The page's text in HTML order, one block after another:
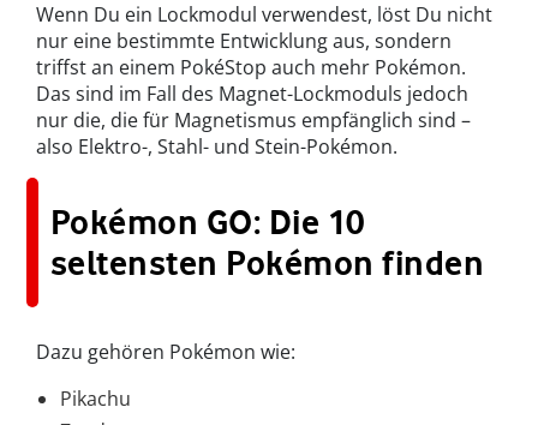
Wenn Du ein Lockmodul verwendest, löst Du nicht
nur eine bestimmte Entwicklung aus, sondern
triffst an einem PokéStop auch mehr Pokémon.
Das sind im Fall des Magnet-Lockmoduls jedoch
nur die, die für Magnetismus empfänglich sind –
also Elektro-, Stahl- und Stein-Pokémon.
Pokémon GO: Die 10
seltensten Pokémon finden
Dazu gehören Pokémon wie:
Pikachu